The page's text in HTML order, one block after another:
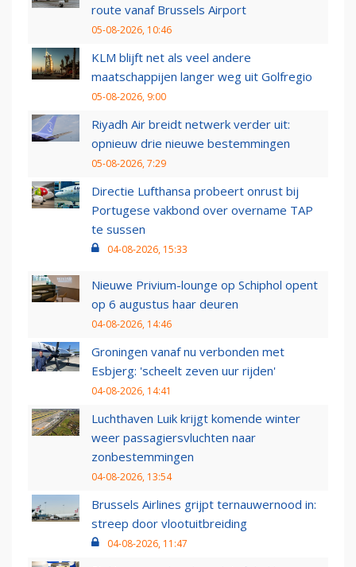
route vanaf Brussels Airport
05-08-2026, 10:46
KLM blijft net als veel andere
maatschappijen langer weg uit Golfregio
05-08-2026, 9:00
Riyadh Air breidt netwerk verder uit:
opnieuw drie nieuwe bestemmingen
05-08-2026, 7:29
Directie Lufthansa probeert onrust bij
Portugese vakbond over overname TAP
te sussen
04-08-2026, 15:33
Nieuwe Privium-lounge op Schiphol opent
op 6 augustus haar deuren
04-08-2026, 14:46
Groningen vanaf nu verbonden met
Esbjerg: 'scheelt zeven uur rijden'
04-08-2026, 14:41
Luchthaven Luik krijgt komende winter
weer passagiersvluchten naar
zonbestemmingen
04-08-2026, 13:54
Brussels Airlines grijpt ternauwernood in:
streep door vlootuitbreiding
04-08-2026, 11:47